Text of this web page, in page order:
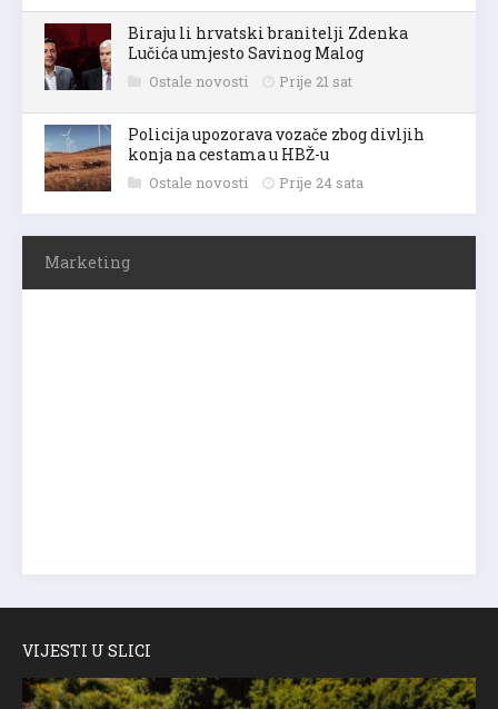
Biraju li hrvatski branitelji Zdenka
Lučića umjesto Savinog Malog
Ostale novosti Prije 21 sat
Policija upozorava vozače zbog divljih
konja na cestama u HBŽ-u
Ostale novosti Prije 24 sata
Marketing
VIJESTI U SLICI